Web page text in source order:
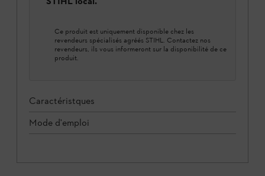
Ce produit est uniquement disponible chez les
revendeurs spécialisés agréés STIHL. Contactez nos
revendeurs, ils vous informeront sur la disponibilité de ce
produit.
Caractéristques
Mode d'emploi